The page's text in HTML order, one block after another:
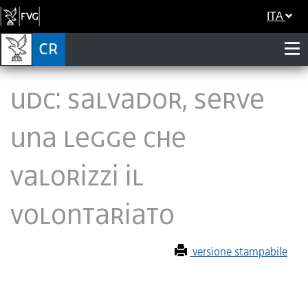
ITA
UDC: Salvador, serve
una legge che
valorizzi il
volontariato
versione stampabile